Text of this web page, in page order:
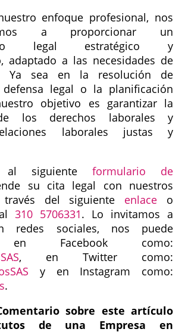
enfoque profesional, nos
a proporcionar un
legal estratégico y
adaptado a las necesidades de
Ya sea en la resolución de
legal o la planificación
objetivo es garantizar la
los derechos laborales y
laborales justas y
al siguiente formulario de
su cita legal con nuestros
del siguiente enlace o
310 5706331. Lo invitamos a
redes sociales, nos puede
en Facebook como:
, en Twitter como:
y en Instagram como:
.
sobre este artículo
de una Empresa en